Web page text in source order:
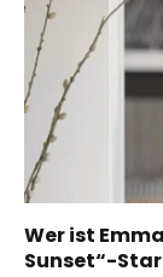
Wer ist
Sunset“-